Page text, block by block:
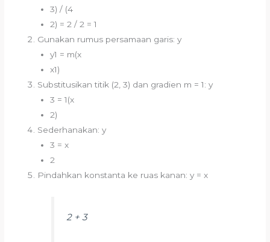
3) / (4
2) = 2 / 2 = 1
Gunakan rumus persamaan garis: y
y1 = m(x
x1)
Substitusikan titik (2, 3) dan gradien m = 1: y
3 = 1(x
2)
Sederhanakan: y
3 = x
2
Pindahkan konstanta ke ruas kanan: y = x
2 + 3